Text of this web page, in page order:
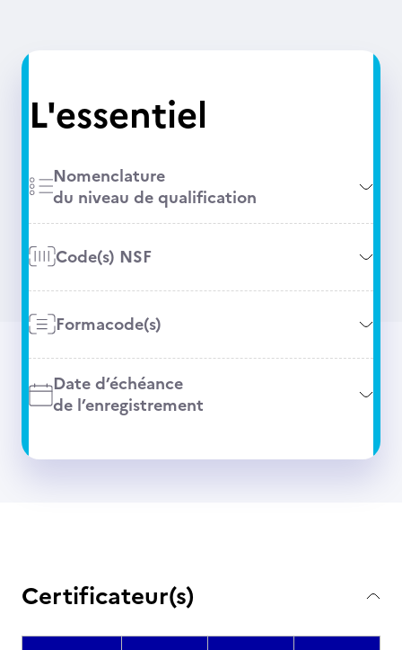
L'essentiel
Nomenclature
du niveau de qualification
Code(s) NSF
Formacode(s)
Date d’échéance
de l’enregistrement
Certificateur(s)